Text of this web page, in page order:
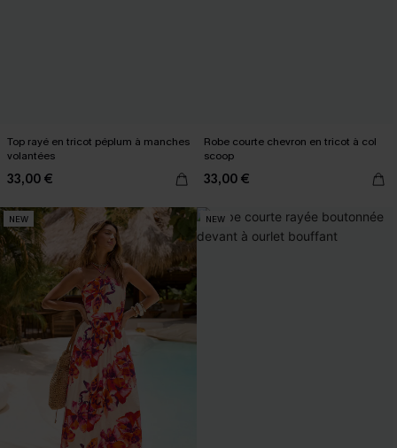
Top rayé en tricot péplum à manches
volantées
33,00 €
Robe courte chevron en tricot à col
scoop
33,00 €
NEW NEW